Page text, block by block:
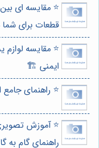
⭐️ مقایسه ای
قطعات برای
⭐️ مقایسه لوازم
ایمنی 🏗️
⭐️ راهنمای
⭐️ آموزش
راهنمای گام